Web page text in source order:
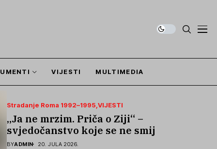
VIJESTI MULTIMEDIA
Stradanje Roma 1992–1995 VIJESTI
„Ja ne mrzim. Priča o Ziji“ –
svjedočanstvo koje se ne smije
zaboraviti
BYADMIN 20. JULA 2026.